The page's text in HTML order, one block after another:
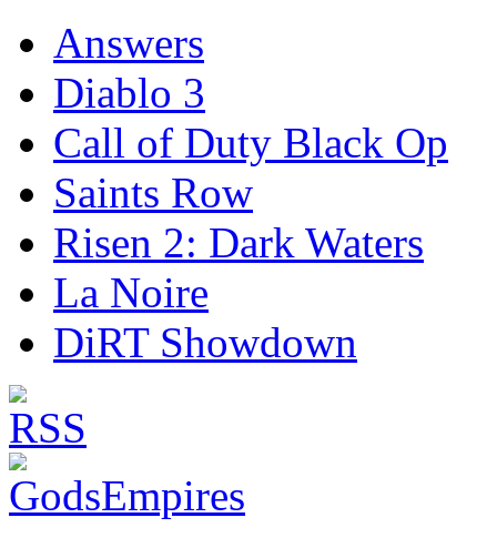
Answers
Diablo 3
Call of Duty Black Op
Saints Row
Risen 2: Dark Waters
La Noire
DiRT Showdown